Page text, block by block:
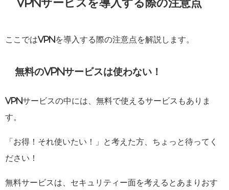
VPNサービスを導入する際の注意点
ここではVPNを導入する際の注意点を解説します。
無料のVPNサービスは使わない！
VPNサービスの中には、無料で使えるサービスもありま
す。
「お得！それ使いたい！」と考えた方、ちょっと待ってく
ださい！
無料サービスは、セキュリティー面を考えるとあまりおす